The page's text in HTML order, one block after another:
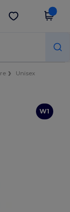
Scarica app
Unisex
W1